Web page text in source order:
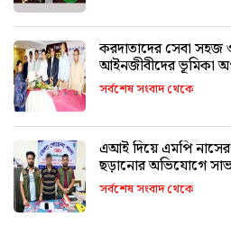
করদাতাদের সেবা সহজ
আইনজীবীদের ভূমিকা
সর্বশেষ সংবাদ থেকে
এআই দিয়ে এমপি
ছড়ানোর অভিযোগে
সর্বশেষ সংবাদ থেকে